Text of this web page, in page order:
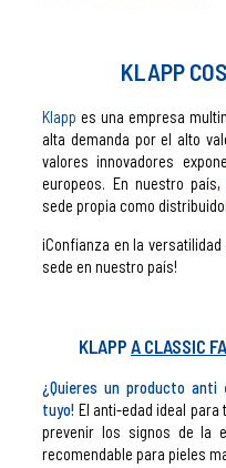
KLAPP
Klapp es una empresa
alta demanda por el alto
valores innovadores
europeos. En nuestro país,
sede propia como
¡Confianza en la
sede en nuestro país!
KLAPP A CLASSIC
¿Quieres un producto anti
tuyo! El anti-edad ideal
prevenir los signos de la
recomendable para pieles